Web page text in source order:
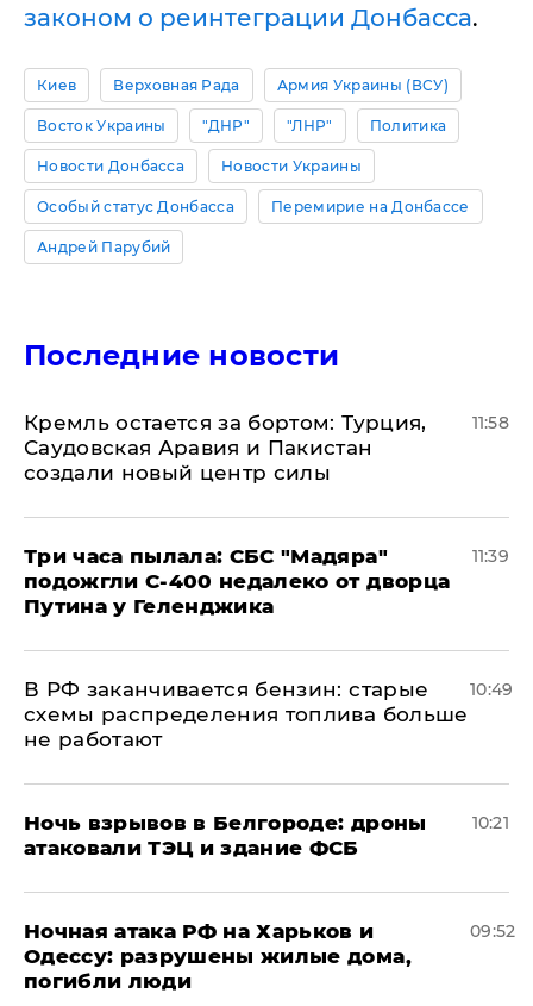
законом о реинтеграции Донбасса.
Киев Верховная Рада Армия Украины (ВСУ)
Восток Украины "ДНР" "ЛНР" Политика
Новости Донбасса Новости Украины
Особый статус Донбасса Перемирие на Донбассе
Андрей Парубий
Последние новости
​Кремль остается за бортом: Турция,
Саудовская Аравия и Пакистан
создали новый центр силы
11:58
Три часа пылала: СБС "Мадяра"
подожгли С-400 недалеко от дворца
Путина у Геленджика
11:39
​В РФ заканчивается бензин: старые
схемы распределения топлива больше
не работают
10:49
​Ночь взрывов в Белгороде: дроны
атаковали ТЭЦ и здание ФСБ
10:21
​Ночная атака РФ на Харьков и
Одессу: разрушены жилые дома,
погибли люди
09:52